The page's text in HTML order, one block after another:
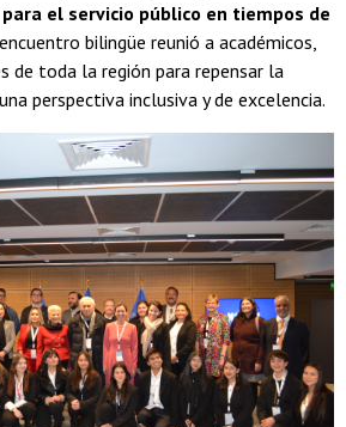
el servicio público en tiempos de
bilingüe reunió a académicos,
de toda la región para repensar la
perspectiva inclusiva y de excelencia.